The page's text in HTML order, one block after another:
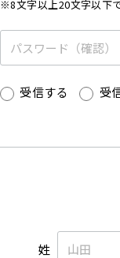
※8文字以上20文字以下
受信する 受
姓